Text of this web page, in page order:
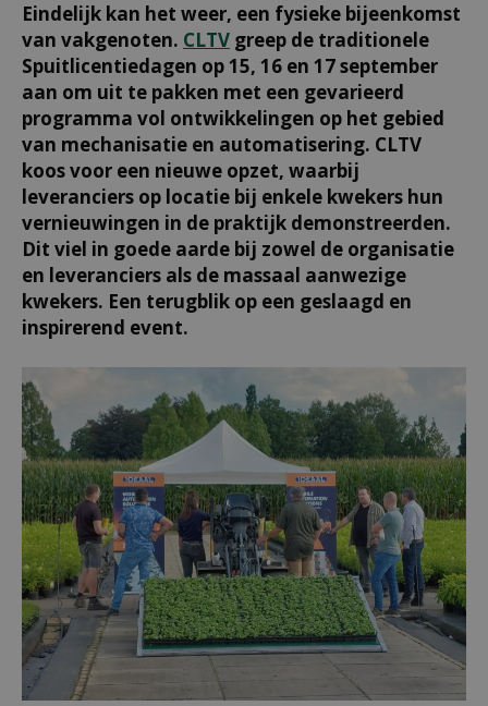
Eindelijk kan het weer, een fysieke bijeenkomst
van vakgenoten. CLTV greep de traditionele
Spuitlicentiedagen op 15, 16 en 17 september
aan om uit te pakken met een gevarieerd
programma vol ontwikkelingen op het gebied
van mechanisatie en automatisering. CLTV
koos voor een nieuwe opzet, waarbij
leveranciers op locatie bij enkele kwekers hun
vernieuwingen in de praktijk demonstreerden.
Dit viel in goede aarde bij zowel de organisatie
en leveranciers als de massaal aanwezige
kwekers. Een terugblik op een geslaagd en
inspirerend event.